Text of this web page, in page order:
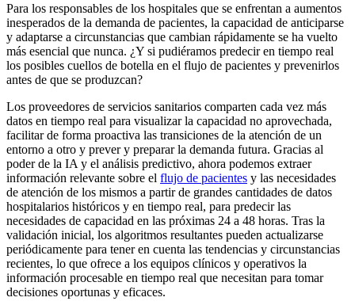
Para los responsables de los hospitales que se enfrentan a aumentos
inesperados de la demanda de pacientes, la capacidad de anticiparse
y adaptarse a circunstancias que cambian rápidamente se ha vuelto
más esencial que nunca. ¿Y si pudiéramos predecir en tiempo real
los posibles cuellos de botella en el flujo de pacientes y prevenirlos
antes de que se produzcan?
Los proveedores de servicios sanitarios comparten cada vez más
datos en tiempo real para visualizar la capacidad no aprovechada,
facilitar de forma proactiva las transiciones de la atención de un
entorno a otro y prever y preparar la demanda futura. Gracias al
poder de la IA y el análisis predictivo, ahora podemos extraer
información relevante sobre el flujo de pacientes y las necesidades
de atención de los mismos a partir de grandes cantidades de datos
hospitalarios históricos y en tiempo real, para predecir las
necesidades de capacidad en las próximas 24 a 48 horas. Tras la
validación inicial, los algoritmos resultantes pueden actualizarse
periódicamente para tener en cuenta las tendencias y circunstancias
recientes, lo que ofrece a los equipos clínicos y operativos la
información procesable en tiempo real que necesitan para tomar
decisiones oportunas y eficaces.